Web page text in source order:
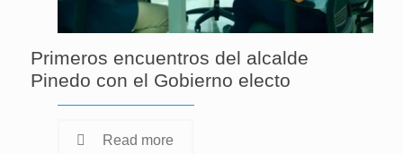
Primeros encuentros del alcalde
Pinedo con el Gobierno electo
Read more